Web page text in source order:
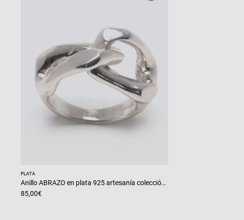
PLATA
Anillo ABRAZO en plata 925 artesanía colección LOVE
85,00€